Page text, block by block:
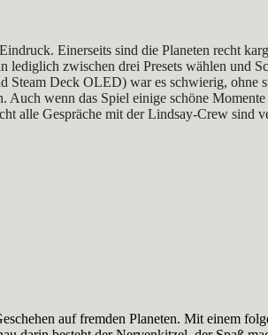
Einerseits sind die Planeten recht
zwischen drei Presets wählen und
Deck OLED) war es schwierig, ohne
Auch wenn das Spiel einige schöne
alle Gespräche mit der Lindsay-Crew sind
auf fremden Planeten. Mit einem